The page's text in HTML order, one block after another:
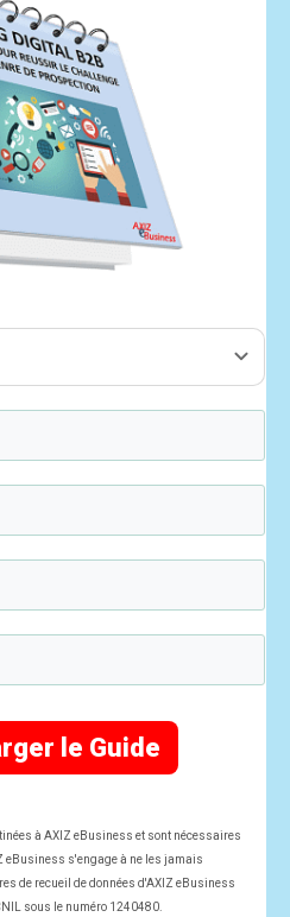
le Guide
à AXIZ eBusiness et sont nécessaires
eBusiness s'engage à ne les jamais
de recueil de données d'AXIZ eBusiness
sous le numéro 1240480.